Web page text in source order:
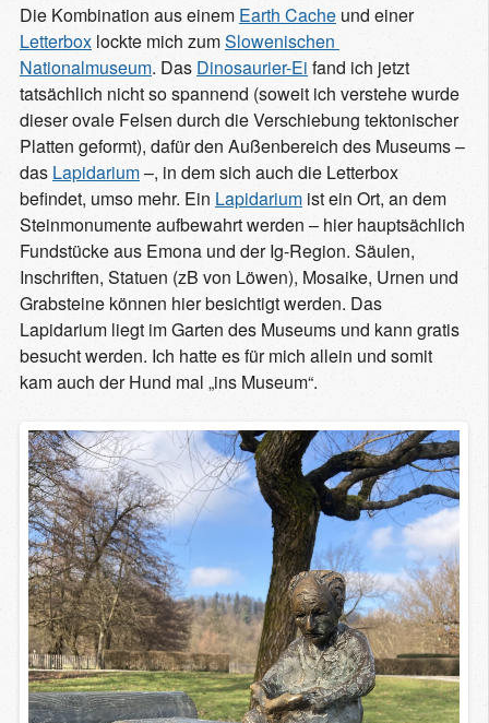
Die Kombination aus einem Earth Cache und einer
Letterbox lockte mich zumSlowenischen
Nationalmuseum. Das Dinosaurier-Ei fand ich jetzt
tatsächlich nicht so spannend (soweit ich verstehe wurde
dieser ovale Felsen durch die Verschiebung tektonischer
Platten geformt), dafür den Außenbereich des Museums –
das Lapidarium–, in dem sich auch die Letterbox
befindet, umso mehr. Ein Lapidarium ist ein Ort, an dem
Steinmonumente aufbewahrt werden – hier hauptsächlich
Fundstücke aus Emona und der Ig-Region. Säulen,
Inschriften, Statuen (zB von Löwen), Mosaike, Urnen und
Grabsteine können hier besichtigt werden. Das
Lapidarium liegt im Garten des Museums und kann gratis
besucht werden. Ich hatte es für mich allein und somit
kam auch der Hund mal „ins Museum“.